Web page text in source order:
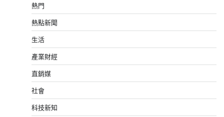
熱門
熱點新聞
生活
產業財經
直銷媒
社會
科技新知